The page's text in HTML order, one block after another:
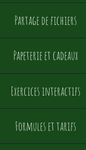
Partage de fichiers
Papeterie et cadeaux
Exercices interactifs
Formules et tarifs